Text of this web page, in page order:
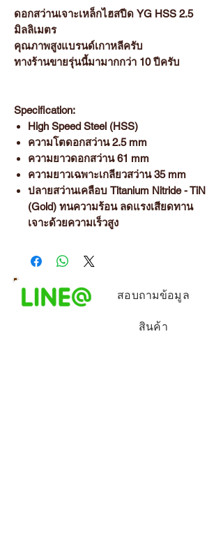
ดอกสว่านเจาะเหล็กไฮสปีด YG HSS 2.5
มิลลิเมตร
คุณภาพสูงแบรนด์เกาหลีครับ
ทางร้านขายรุ่นนี้มามากกว่า 10 ปีครับ
Specification:
High Speed Steel (HSS)
ความโตดอกสว่าน 2.5 mm
ความยาวดอกสว่าน 61 mm
ความยาวเฉพาะเกลียวสว่าน 35 mm
ปลายสว่านเคลือบ Titanium Nitride - TiN
(Gold) ทนความร้อน ลดแรงเสียดทาน
เจาะด้วยความเร็วสูง
สอบถามข้อมูล
สินค้า